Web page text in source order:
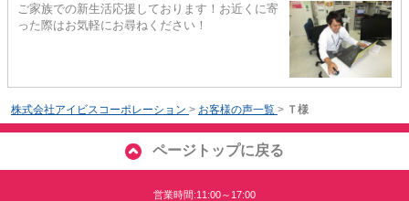
ご家族での新生活応援しております！お近くに寄
った際はお気軽にお尋ねください！
株式会社アイビスコーポレーション > お客様の声一覧 > Ｔ様
ページトップに戻る
営業時間:11:00～17:00